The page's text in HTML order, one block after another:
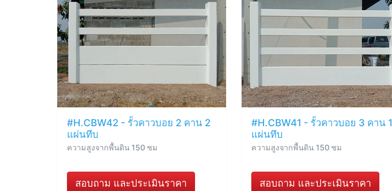
#H.CBW42 - รั้วคาวบอย 2 คาน 2
แผ่นทึบ
ความสูงจากพื้นดิน 150 ซม
สอบถาม และประเมินราคา
#H.CBW41 - รั้วคาวบอย 3 คาน 1
แผ่นทึบ
ความสูงจากพื้นดิน 150 ซม
สอบถาม และประเมินราคา